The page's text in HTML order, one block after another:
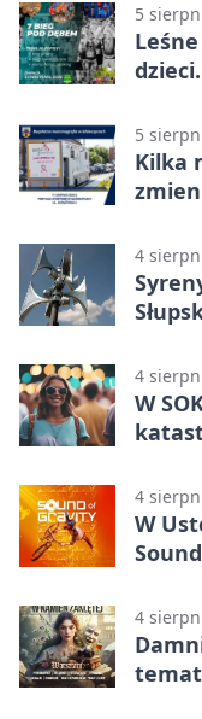
5
5
Kilka
4
4
W
4
W
4